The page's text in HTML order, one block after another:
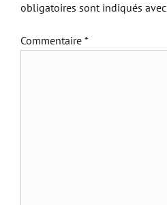
obligatoires sont indiqués avec
Commentaire *